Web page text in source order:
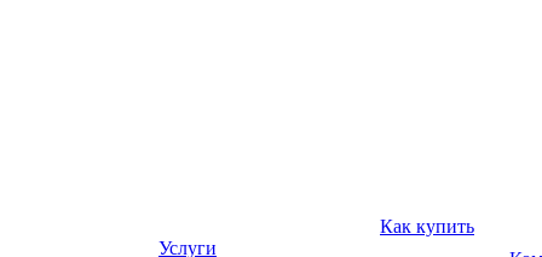
Услуги
Как купить